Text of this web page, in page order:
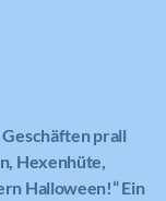
prall
Hexenhüte,
Halloween!“ Ein